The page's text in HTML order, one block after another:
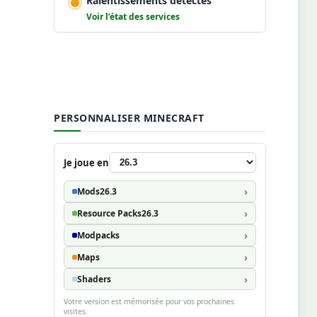
Voir l’état des services
PERSONNALISER MINECRAFT
Je joue en
Mods26.3
Resource Packs26.3
Modpacks
Maps
Shaders
Votre version est mémorisée pour vos prochaines
visites.